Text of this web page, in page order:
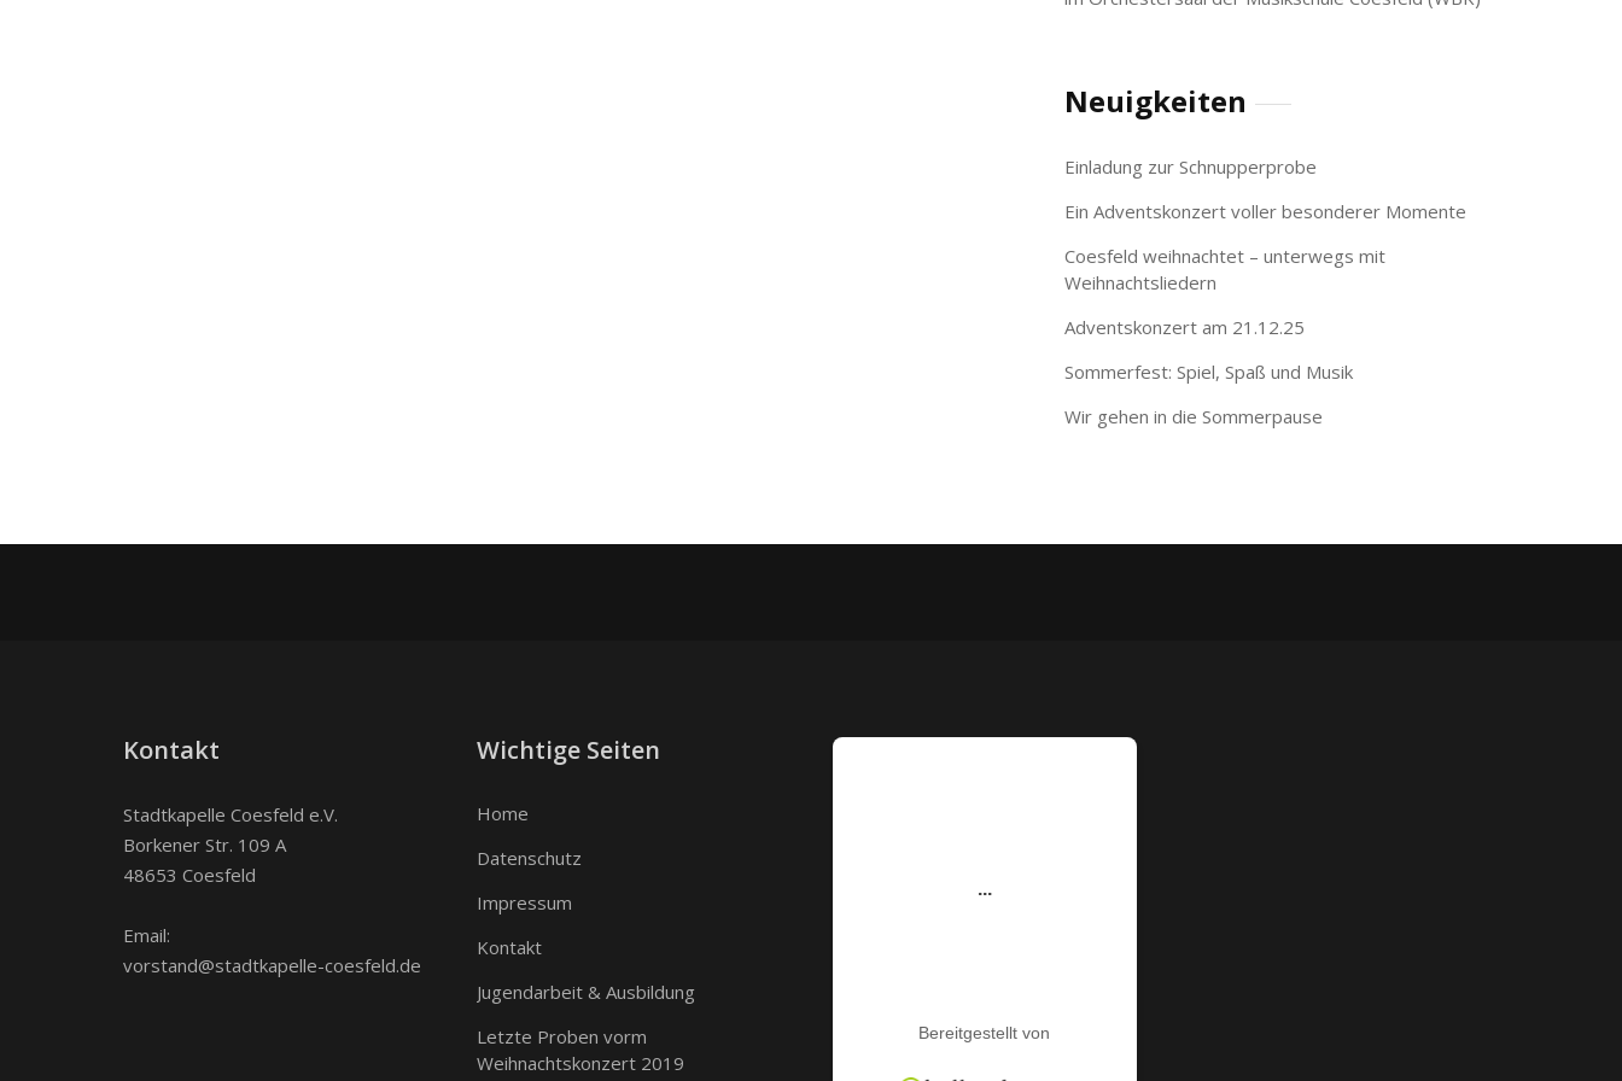
Neuigkeiten
Einladung zur Schnupperprobe
Ein Adventskonzert voller besonderer Momente
Coesfeld weihnachtet – unterwegs mit
Weihnachtsliedern
Adventskonzert am 21.12.25
Sommerfest: Spiel, Spaß und Musik
Wir gehen in die Sommerpause
Kontakt
Stadtkapelle Coesfeld e.V.
Borkener Str. 109 A
48653 Coesfeld
Email:
vorstand@stadtkapelle-coesfeld.de
Wichtige Seiten
Home
Datenschutz
Impressum
Kontakt
Jugendarbeit & Ausbildung
Letzte Proben vorm
Weihnachtskonzert 2019